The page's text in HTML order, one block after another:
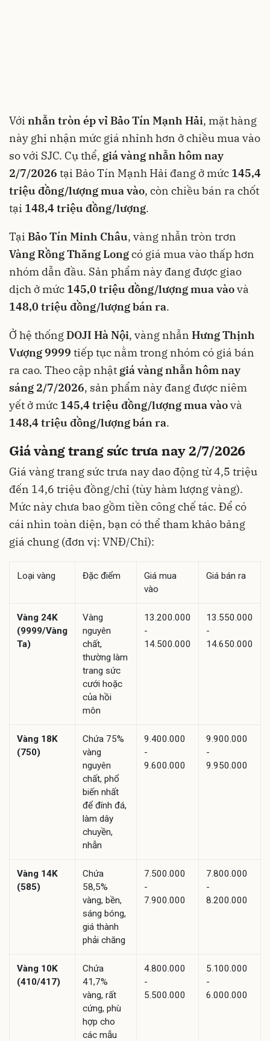
Với nhẫn tròn ép vỉ Bảo Tín Mạnh Hải, mặt hàng
này ghi nhận mức giá nhỉnh hơn ở chiều mua vào
so với SJC. Cụ thể, giá vàng nhẫn hôm nay
2/7/2026 tại Bảo Tín Mạnh Hải đang ở mức 145,4
triệu đồng/lượng mua vào, còn chiều bán ra chốt
tại 148,4 triệu đồng/lượng.
Tại Bảo Tín Minh Châu, vàng nhẫn tròn trơn
Vàng Rồng Thăng Longcó giá mua vào thấp hơn
nhóm dẫn đầu. Sản phẩm này đang được giao
dịch ở mức 145,0 triệu đồng/lượng mua vàovà
148,0 triệu đồng/lượng bán ra.
Ở hệ thốngDOJI Hà Nội, vàng nhẫn Hưng Thịnh
Vượng 9999 tiếp tục nằm trong nhóm có giá bán
ra cao. Theo cập nhật giá vàng nhẫn hôm nay
sáng 2/7/2026, sản phẩm này đang được niêm
yết ở mức 145,4 triệu đồng/lượng mua vàovà
148,4 triệu đồng/lượng bán ra.
Giá vàng trang sức trưa nay 2/7/2026
Giá vàng trang sức trưa nay dao động từ 4,5 triệu
đến 14,6 triệu đồng/chỉ (tùy hàm lượng vàng).
Mức này chưa bao gồm tiền công chế tác. Để có
cái nhìn toàn diện, bạn có thể tham khảo bảng
giá chung (đơn vị: VNĐ/Chỉ):
Loại vàng Đặc điểm
Giá mua
vào
Giá bán ra
Vàng 24K
(9999/Vàng
Ta)
Vàng
nguyên
chất,
thường làm
trang sức
cưới hoặc
của hồi
môn
13.200.000
-
14.500.000
13.550.000
-
14.650.000
Vàng 18K
(750)
Chứa 75%
vàng
nguyên
chất, phổ
biến nhất
để đính đá,
làm dây
chuyền,
nhẫn
9.400.000
-
9.600.000
9.900.000
-
9.950.000
Vàng 14K
(585)
Chứa
58,5%
vàng, bền,
sáng bóng,
giá thành
phải chăng
7.500.000
-
7.900.000
7.800.000
-
8.200.000
Vàng 10K
(410/417)
Chứa
41,7%
vàng, rất
cứng, phù
hợp cho
các mẫu
4.800.000
-
5.500.000
5.100.000
-
6.000.000